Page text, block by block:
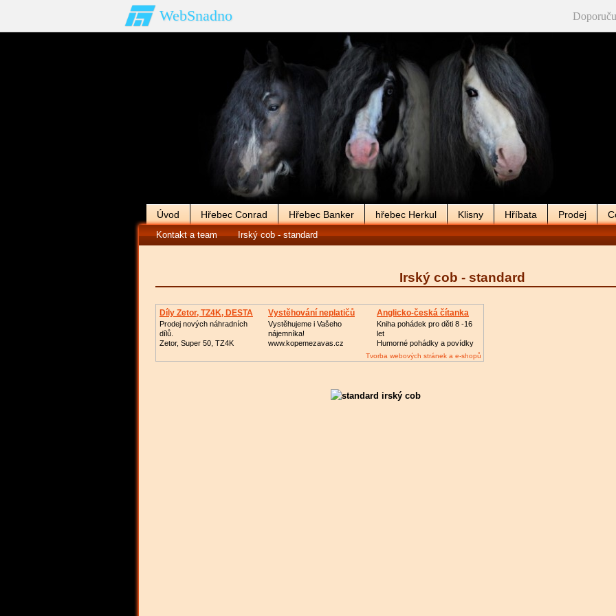
WebSnadno
Úvod Hřebec Conrad Hřebec Banker hřebec Herkul Klisny Hříbata Prodej
Kontakt a team Irský cob - standard
Irský cob - standard
Díly Zetor, TZ4K, DESTA
Prodej nových náhradních
dílů.
Zetor, Super 50, TZ4K
Vystěhování neplatičů
Vystěhujeme i Vašeho
nájemníka!
www.kopemezavas.cz
Anglicko-česká čítanka
Kniha pohádek pro děti 8 -16
let
Humorné pohádky a povídky
Tvorba webových stránek a e-shopů